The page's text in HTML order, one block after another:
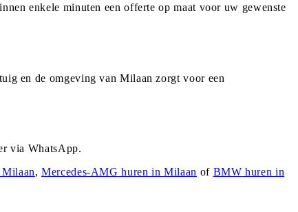
enkele minuten een offerte op maat voor uw gewenste
en de omgeving van Milaan zorgt voor een
via WhatsApp.
Milaan,Mercedes-AMG huren inMilaan of BMW huren in